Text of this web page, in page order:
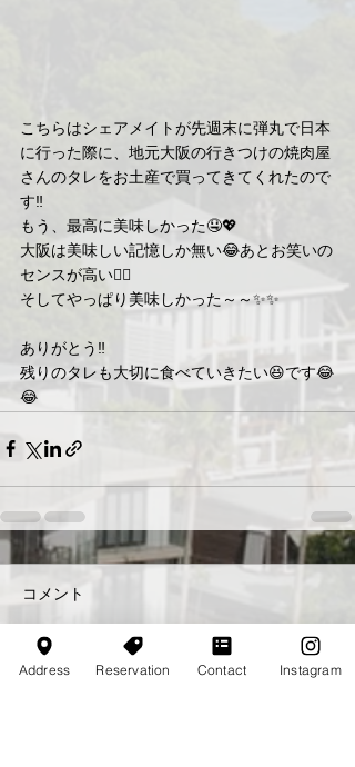
こちらはシェアメイトが先週末に弾丸で日本
に行った際に、地元大阪の行きつけの焼肉屋
さんのタレをお土産で買ってきてくれたので
す‼️
もう、最高に美味しかった🤤💖
大阪は美味しい記憶しか無い😂あとお笑いの
センスが高い🙆‍♀️
そしてやっぱり美味しかった～～✨✨
ありがとう‼️
残りのタレも大切に食べていきたい😆です😂
😂
コメント
コメントを追加…
Address Reservation Contact Instagram